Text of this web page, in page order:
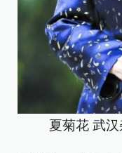
夏菊花 武